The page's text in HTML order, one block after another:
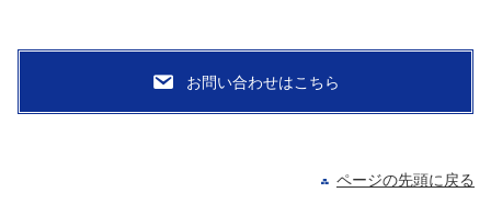
ページの先頭に戻る